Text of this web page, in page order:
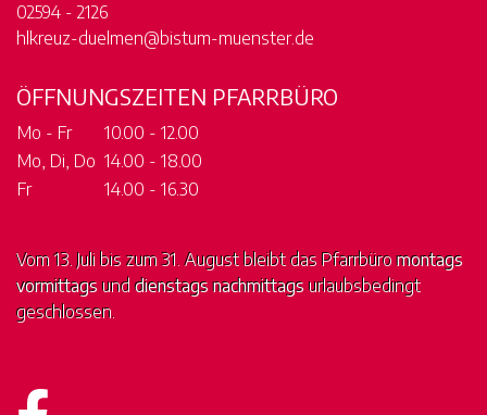
02594 - 2126
hlkreuz-duelmen@bistum-muenster.de
ÖFFNUNGSZEITEN PFARRBÜRO
Mo - Fr
10.00 - 12.00
Mo, Di, Do 14.00 - 18.00
Fr
14.00 - 16.30
Vom 13. Juli bis zum 31. August bleibt das Pfarrbüromontags
vormittags und dienstags nachmittags urlaubsbedingt
geschlossen.